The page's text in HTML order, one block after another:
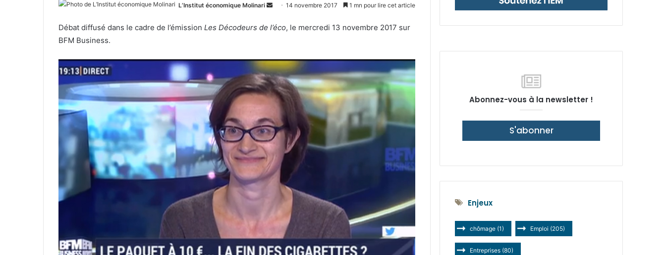
L’Institut économique Molinari
Envoyer
courriel
14 novembre 2017 1 mn pour lire cet article
Débat diffusé dans le cadre de l’émission Les Décodeurs de l’éco, le mercredi 13 novembre 2017 sur
BFM Business.
Abonnez-vous à la newsletter !
S'abonner
Enjeux
chômage (1) Emploi (205)
Entreprises (80)